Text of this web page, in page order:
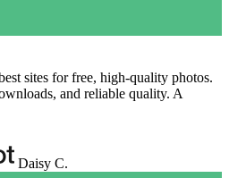
sites for free, high‑quality photos.
and reliable quality. A
Daisy C.